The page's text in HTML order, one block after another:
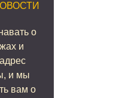
о
и
и мы
вам о